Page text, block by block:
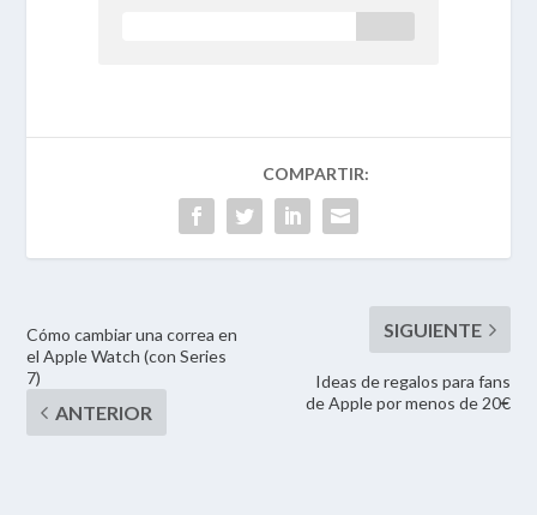
Cómo cambiar una correa en
el Apple Watch (con Series
7)
Ideas de regalos para fans
de Apple por menos de 20€